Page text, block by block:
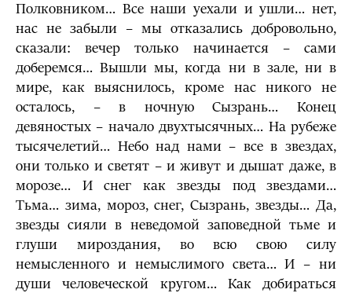
Полковником… Все наши уехали и ушли… нет,
нас не забыли – мы отказались добровольно,
сказали: вечер только начинается – сами
доберемся… Вышли мы, когда ни в зале, ни в
мире, как выяснилось, кроме нас никого не
осталось, – в ночную Сызрань… Конец
девяностых – начало двухтысячных… На рубеже
тысячелетий… Небо над нами – все в звездах,
они только и светят – и живут и дышат даже, в
морозе… И снег как звезды под звездами…
Тьма… зима, мороз, снег, Сызрань, звезды… Да,
звезды сияли в неведомой заповедной тьме и
глуши мироздания, во всю свою силу
немысленного и немыслимого света… И – ни
души человеческой кругом… Как добираться